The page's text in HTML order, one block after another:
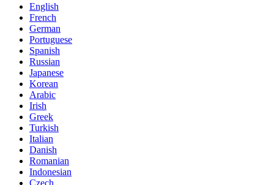
English
French
German
Portuguese
Spanish
Russian
Japanese
Korean
Arabic
Irish
Greek
Turkish
Italian
Danish
Romanian
Indonesian
Czech